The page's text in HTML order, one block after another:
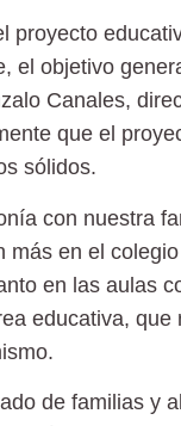
proyecto
el objetivo
Canales,
que el
sólidos.
con nuestra
más en el
en las aulas
educativa,
de familias y